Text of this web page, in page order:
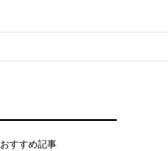
おすすめ記事